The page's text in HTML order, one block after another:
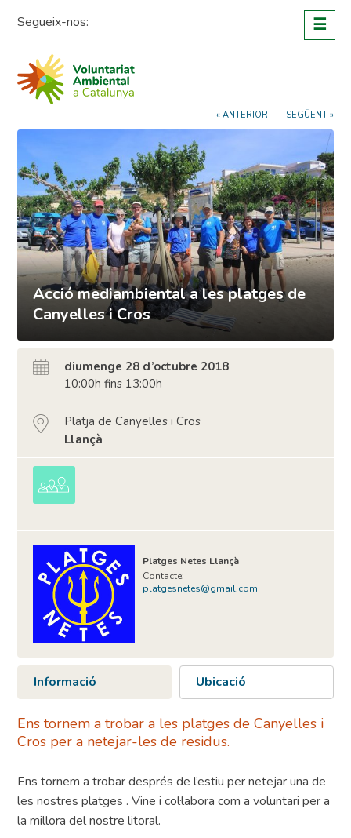
Segueix-nos: ☰
« ANTERIOR SEGÜENT »
Acció mediambiental a les platges de
Canyelles i Cros
diumenge 28 d’octubre 2018
10:00h fins 13:00h
Platja de Canyelles i Cros
Llançà
Platges Netes Llançà
Contacte:
platgesnetes@gmail.com
Informació Ubicació
Ens tornem a trobar a les platges de Canyelles i
Cros per a netejar-les de residus.
Ens tornem a trobar després de l’estiu per netejar una de
les nostres platges . Vine i col·labora com a voluntari per a
la millora del nostre litoral.